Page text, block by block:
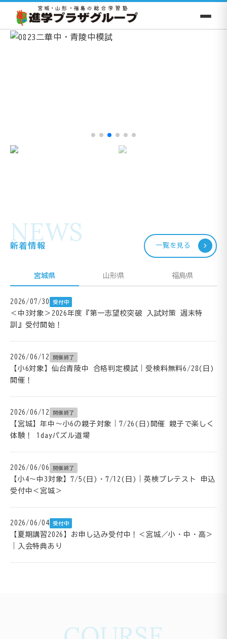
NEWS
新着情報 一覧を見る
宮城県 山形県 福島県
2026/07/30 受付中
＜中3対象＞2026年度『第一志望校突破 入試対策 週末特
訓』受付開始！
2026/06/12 開催終了
【小6対象】仙台青陵中 合格判定模試｜受検料無料6/28(日)
開催！
2026/06/12 開催終了
【宮城】年中～小6の親子対象｜7/26(日)開催 親子で楽しく
体験！ 1dayパズル道場
2026/06/06 開催終了
【小4～中3対象】7/5(日)・7/12(日)｜英検プレテスト 申込
受付中＜宮城＞
2026/06/04 受付中
【夏期講習2026】お申し込み受付中！＜宮城／小・中・高＞
｜入会特典あり